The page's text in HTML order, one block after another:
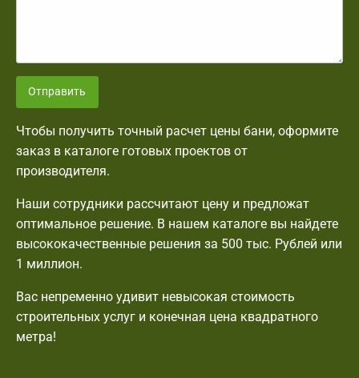
Отправить
Чтобы получить точный расчет цены бани, оформите
заказ в каталоге готовых проектов от
производителя.
Наши сотрудники рассчитают цену и предложат
оптимальное решение. В нашем каталоге вы найдете
высококачественные решения за 500 тыс. Рублей или
1 миллион.
Вас непременно удивит невысокая стоимость
строительных услуг и конечная цена квадратного
метра!